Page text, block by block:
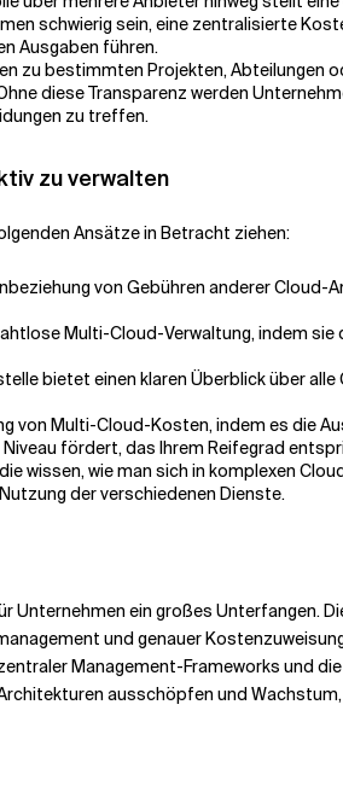
schwierig sein, eine zentralisierte
Ausgaben führen.
zu bestimmten Projekten, Abteilungen
diese Transparenz werden
zu treffen.
zu verwalten
Ansätze in Betracht ziehen:
von Gebühren anderer Cloud-
Multi-Cloud-Verwaltung, indem
bietet einen klaren Überblick über
von Multi-Cloud-Kosten, indem es die
fördert, das Ihrem Reifegrad
wissen, wie man sich in komplexen
der verschiedenen Dienste.
ein großes Unterfangen.
und genauer
Management-Frameworks und
ausschöpfen und